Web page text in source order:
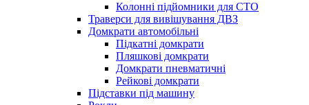
Колонні підйомники для СТО
Траверси для вивішування ДВЗ
Домкрати автомобільні
Підкатні домкрати
Пляшкові домкрати
Домкрати пневматичні
Рейкові домкрати
Підставки під машину